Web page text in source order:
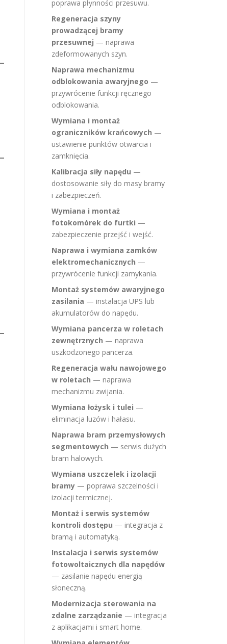
poprawa płynności przesuwu.
Regeneracja szyny
prowadzącej bramy
przesuwnej — naprawa
zdeformowanych szyn.
Naprawa mechanizmu
odblokowania awaryjnego —
przywrócenie funkcji ręcznego
odblokowania.
Wymiana i montaż
ograniczników krańcowych —
ustawienie punktów otwarcia i
zamknięcia.
Kalibracja siły napędu —
dostosowanie siły do masy bramy
i zabezpieczeń.
Wymiana i montaż
fotokomórek do furtki —
zabezpieczenie przejść i wejść.
Naprawa i wymiana zamków
elektromechanicznych —
przywrócenie funkcji zamykania.
Montaż systemów awaryjnego
zasilania — instalacja UPS lub
akumulatorów do napędu.
Wymiana pancerza w roletach
zewnętrznych — naprawa
uszkodzonego pancerza.
Regeneracja wału nawojowego
w roletach — naprawa
mechanizmu zwijania.
Wymiana łożysk i tulei —
eliminacja luzów i hałasu.
Naprawa bram przemysłowych
segmentowych — serwis dużych
bram halowych.
Wymiana uszczelek i izolacji
bramy — poprawa szczelności i
izolacji termicznej.
Montaż i serwis systemów
kontroli dostępu — integracja z
bramą i automatyką.
Instalacja i serwis systemów
fotowoltaicznych dla napędów
— zasilanie napędu energią
słoneczną.
Modernizacja sterowania na
zdalne zarządzanie — integracja
z aplikacjami i smart home.